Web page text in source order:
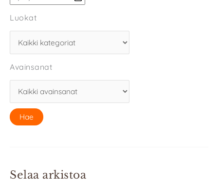
Luokat
Avainsanat
Selaa arkistoa